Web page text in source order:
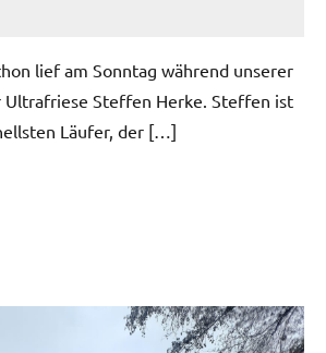
lief am Sonntag während unserer
Ultrafriese Steffen Herke. Steffen ist
Läufer, der […]